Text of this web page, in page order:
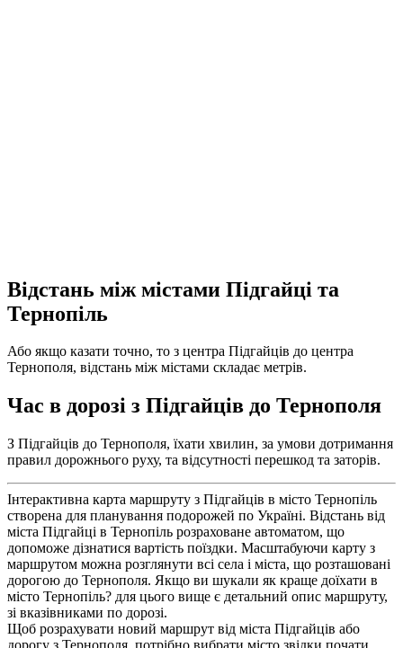
Відстань між містами Підгайці та
Тернопіль
Або якщо казати точно, то з центра Підгайців до центра
Тернополя, відстань між містами складає метрів.
Час в дорозі з Підгайців до Тернополя
З Підгайців до Тернополя, їхати хвилин, за умови дотримання
правил дорожнього руху, та відсутності перешкод та заторів.
Інтерактивна карта маршруту з Підгайців в місто Тернопіль
створена для планування подорожей по Україні. Відстань від
міста Підгайці в Тернопіль розраховане автоматом, що
допоможе дізнатися вартість поїздки. Масштабуючи карту з
маршрутом можна розглянути всі села і міста, що розташовані
дорогою до Тернополя. Якщо ви шукали як краще доїхати в
місто Тернопіль? для цього вище є детальний опис маршруту,
зі вказівниками по дорозі.
Щоб розрахувати новий маршрут від міста Підгайців або